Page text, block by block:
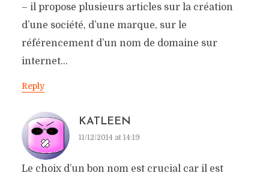
– il propose plusieurs articles sur la création
d’une société, d’une marque, sur le
référencement d’un nom de domaine sur
internet…
Reply
KATLEEN
11/12/2014 at 14:19
Le choix d’un bon nom est crucial car il est